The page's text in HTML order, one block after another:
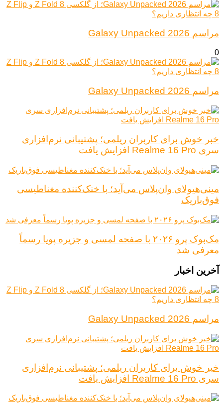
مراسم Galaxy Unpacked 2026
0
مراسم Galaxy Unpacked 2026
خبر خوش برای کاربران ریلمی؛ پشتیبانی نرم‌افزاری
سری Realme 16 Pro افزایش یافت
مینی‌هیولای وان‌پلاس می‌آید؛ با خنک‌کننده مغناطیسی
فوق‌باریک
مک‌بوک پرو ۲۰۲۶ با صفحه لمسی و جزیره پویا رسماً
معرفی شد
آخرین اخبار
مراسم Galaxy Unpacked 2026
خبر خوش برای کاربران ریلمی؛ پشتیبانی نرم‌افزاری
سری Realme 16 Pro افزایش یافت